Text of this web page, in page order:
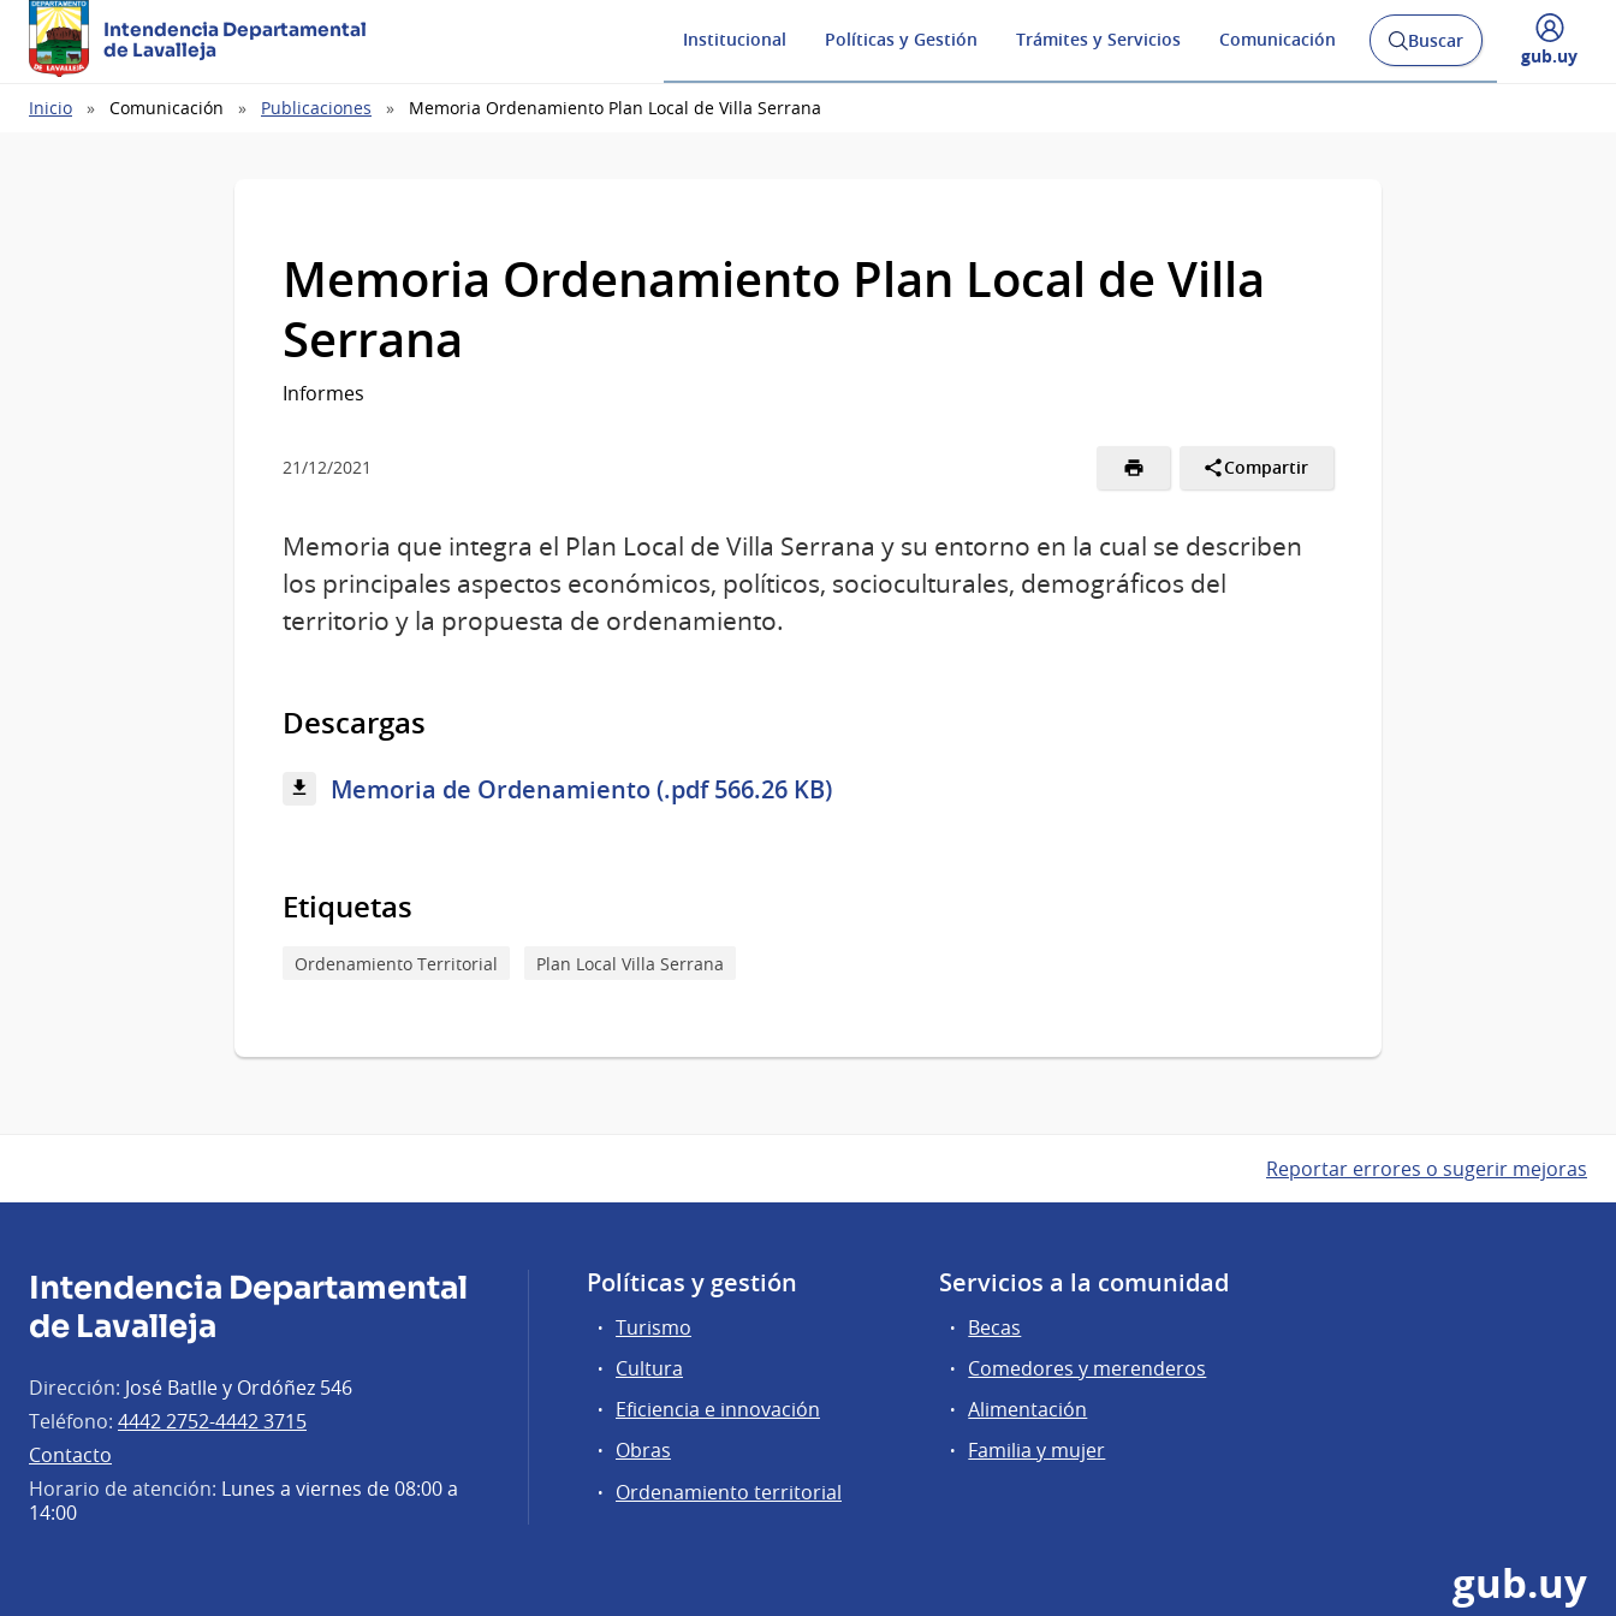
Intendencia Departamental
de Lavalleja
Institucional Políticas y Gestión Trámites y Servicios Comunicación
Abrir
buscador
Buscar
Desplegar
gub.uy
Ruta
Inicio Comunicación Publicaciones Memoria Ordenamiento Plan Local de Villa Serrana
Memoria Ordenamiento Plan Local de Villa
Serrana
Informes
21/12/2021 Compartir
Memoria que integra el Plan Local de Villa Serrana y su entorno en la cual se describen
los principales aspectos económicos, políticos, socioculturales, demográficos del
territorio y la propuesta de ordenamiento.
Descargas
Memoria de Ordenamiento (.pdf 566.26 KB)
Etiquetas
Ordenamiento Territorial Plan Local Villa Serrana
Reportar errores o sugerir mejoras
Intendencia Departamental
de Lavalleja
Dirección: José Batlle y Ordóñez 546
Teléfono: 4442 2752-4442 3715
Contacto
Horario de atención: Lunes a viernes de 08:00 a
14:00
Políticas y gestión
Turismo
Cultura
Eficiencia e innovación
Obras
Ordenamiento territorial
Servicios a la comunidad
Becas
Comedores y merenderos
Alimentación
Familia y mujer
gub.uy